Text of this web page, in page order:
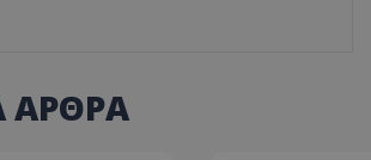
ΑΡΘΡΑ